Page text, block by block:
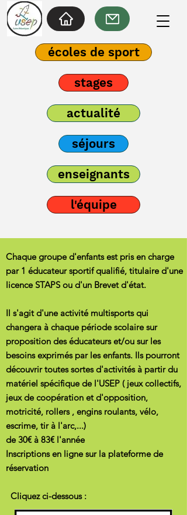
écoles de sport
stages
actualité
séjours
enseignants
l'équipe
Chaque groupe d'enfants est pris en charge
par 1 éducateur sportif qualifié, titulaire d'une
licence STAPS ou d'un Brevet d'état.
Il s'agit d'une activité multisports qui
changera à chaque période scolaire sur
proposition des éducateurs et/ou sur les
besoins exprimés par les enfants. Ils pourront
découvrir toutes sortes d'activités à partir du
matériel spécifique de l'USEP ( jeux collectifs,
jeux de coopération et d'opposition,
motricité, rollers , engins roulants, vélo,
escrime, tir à l'arc,...)
de 30€ à 83€ l'année
Inscriptions en ligne sur la plateforme de
réservation
Cliquez ci-dessous :